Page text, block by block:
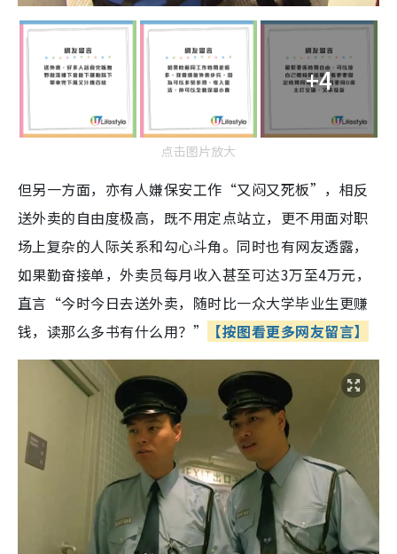
+4
点击图片放大
但另一方面，亦有人嫌保安工作“又闷又死板”，相反
送外卖的自由度极高，既不用定点站立，更不用面对职
场上复杂的人际关系和勾心斗角。同时也有网友透露，
如果勤奋接单，外卖员每月收入甚至可达3万至4万元，
直言“今时今日去送外卖，随时比一众大学毕业生更赚
钱，读那么多书有什么用？”
【按图看更多网友留言】